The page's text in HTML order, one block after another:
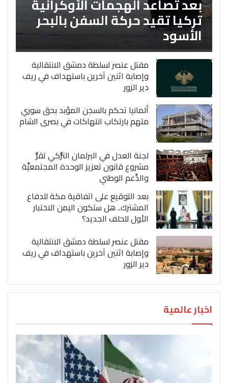
تركيا تقيد حركة السفن بالبحر
الأسود
مقتل عنصر لسلطة دمشق الانتقالية
وإصابة اثنين آخرين باستهداف في ريف
دير الزور
ألمانيا تحكم بالسجن المؤبد بحق سوري
متهم بارتكاب انتهاكات في بصرى الشام
لجنة العدل في البرلمان التُّركي تقرُّ
مشروع قانون تعزيز الوحدة المجتمعيَّة
والدَّعم الوطني
بعد التوقيع على اتفاقية مكة للدفاع
المشترك.. هل ستكون اليمن الاختبار
الأول للحلف الجديد؟
مقتل عنصر لسلطة دمشق الانتقالية
وإصابة اثنين آخرين باستهداف في ريف
دير الزور
اخبار عالمية